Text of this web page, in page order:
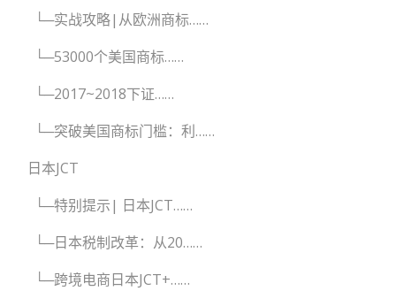
└─实战攻略|从欧洲商标……
└─53000个美国商标……
└─2017~2018下证……
└─突破美国商标门槛：利……
日本JCT
└─特别提示| 日本JCT……
└─日本税制改革：从20……
└─跨境电商日本JCT+……